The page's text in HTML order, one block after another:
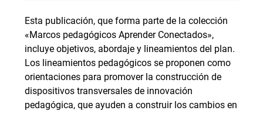
Esta publicación, que forma parte de la colección
«Marcos pedagógicos Aprender Conectados»,
incluye objetivos, abordaje y lineamientos del plan.
Los lineamientos pedagógicos se proponen como
orientaciones para promover la construcción de
dispositivos transversales de innovación
pedagógica, que ayuden a construir los cambios en